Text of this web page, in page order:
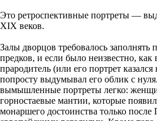
Это ретроспективные портреты —
XIX веков.
Залы дворцов требовалось заполнять
предков, и если было неизвестно,
прародитель (или его портрет
попросту выдумывал его облик с
вымышленные портреты легко:
горностаевые мантии, которые
монаршего достоинства только после